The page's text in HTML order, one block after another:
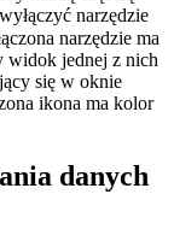
narzędzie
narzędzie ma
widok jednej z nich
się w oknie
ikona ma kolor
danych